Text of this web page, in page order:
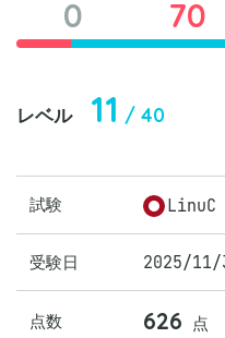
0 70
レベル 11 / 40
試験 LinuC
受験日 2025/11/
点数 626 点